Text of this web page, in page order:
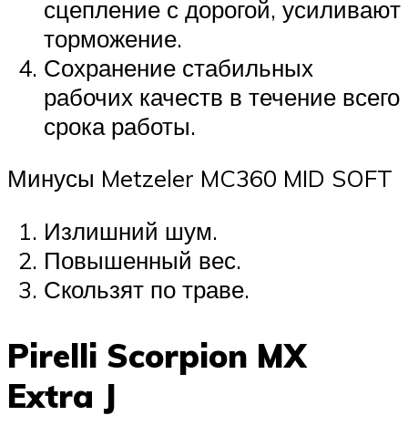
сцепление с дорогой, усиливают
торможение.
Сохранение стабильных
рабочих качеств в течение всего
срока работы.
Минусы Metzeler MC360 MID SOFT
Излишний шум.
Повышенный вес.
Скользят по траве.
Pirelli Scorpion MX
Extra J